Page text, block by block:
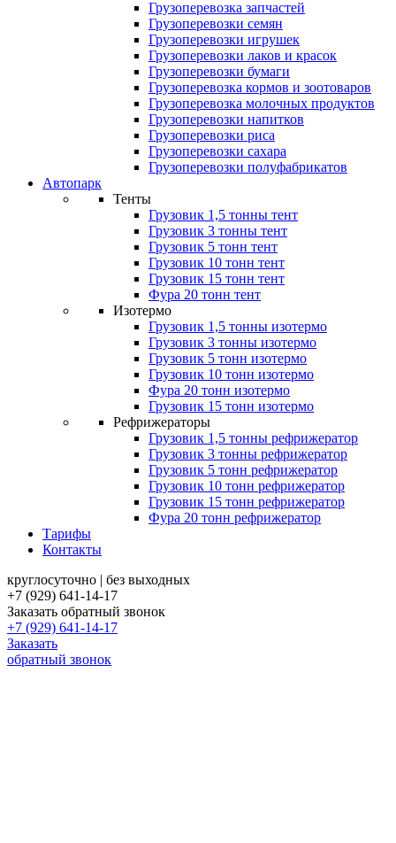
Грузоперевозка запчастей
Грузоперевозки семян
Грузоперевозки игрушек
Грузоперевозки лаков и красок
Грузоперевозки бумаги
Грузоперевозка кормов и зоотоваров
Грузоперевозка молочных продуктов
Грузоперевозки напитков
Грузоперевозки риса
Грузоперевозки сахара
Грузоперевозки полуфабрикатов
Автопарк
Тенты
Грузовик 1,5 тонны тент
Грузовик 3 тонны тент
Грузовик 5 тонн тент
Грузовик 10 тонн тент
Грузовик 15 тонн тент
Фура 20 тонн тент
Изотермо
Грузовик 1,5 тонны изотермо
Грузовик 3 тонны изотермо
Грузовик 5 тонн изотермо
Грузовик 10 тонн изотермо
Фура 20 тонн изотермо
Грузовик 15 тонн изотермо
Рефрижераторы
Грузовик 1,5 тонны рефрижератор
Грузовик 3 тонны рефрижератор
Грузовик 5 тонн рефрижератор
Грузовик 10 тонн рефрижератор
Грузовик 15 тонн рефрижератор
Фура 20 тонн рефрижератор
Тарифы
Контакты
круглосуточно | без выходных
+7 (929) 641-14-17
Заказать обратный звонок
+7 (929) 641-14-17
Заказать
обратный звонок